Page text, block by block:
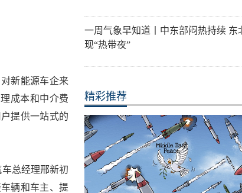
新能源车企来
成本和中介费
提供一站式的
总经理邢新初
辆和车主、提
一周气象早知道丨中东部闷热持续 东
现“热带夜”
精彩推荐